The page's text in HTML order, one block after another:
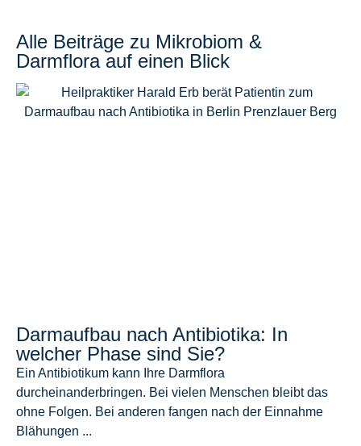
Alle Beiträge zu Mikrobiom &
Darmflora auf einen Blick
Darmaufbau nach Antibiotika: In
welcher Phase sind Sie?
Ein Antibiotikum kann Ihre Darmflora
durcheinanderbringen. Bei vielen Menschen bleibt das
ohne Folgen. Bei anderen fangen nach der Einnahme
Blähungen ...